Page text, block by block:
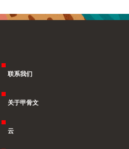
联系我们
关于甲骨文
云